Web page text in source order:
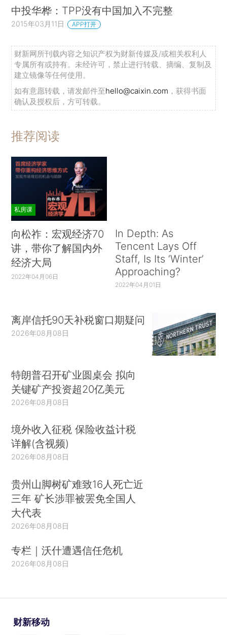
中投华桦：TPP没有中国加入不完整
2015年03月11日 APP打开
财新网所刊载内容之知识产权为财新传媒及/或相关权利人
专属所有或持有。未经许可，禁止进行转载、摘编、复制及
建立镜像等任何使用。
如有意愿转载，请发邮件至hello@caixin.com ，获得书面
确认及授权后，方可转载。
推荐阅读
私房课
向松祚：宏观经济70
讲，带你了解国内外
经济大局
2022年04月06日
In Depth: As
Tencent Lays Off
Staff, Is Its ‘Winter’
Approaching?
2022年04月01日
离岸信托90天补税窗口期疑问
2026年08月08日
特朗普召开矿业圆桌会 拟向
关键矿产投资超20亿美元
2026年08月08日
境外收入征税 保险收益计税
详解(含视频)
2026年08月08日
贵州山脚树矿难致16人死亡近
三年 矿长涉罪被罢免全国人
大代表
2026年08月08日
专栏｜沃什遭遇信任危机
2026年08月08日
财新移动